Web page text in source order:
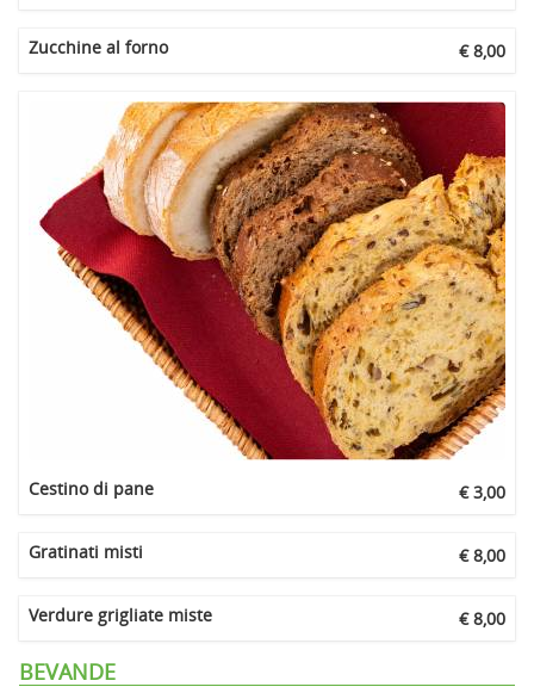
Zucchine al forno € 8,00
Cestino di pane € 3,00
Gratinati misti € 8,00
Verdure grigliate miste € 8,00
BEVANDE